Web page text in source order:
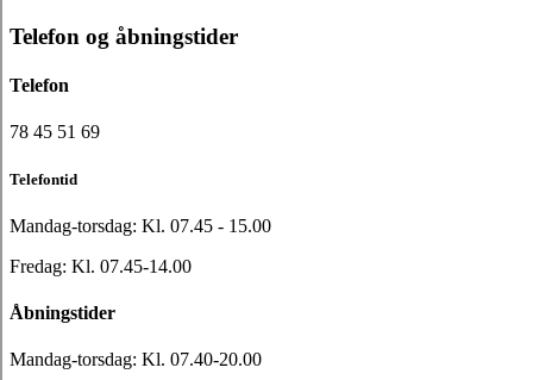
Telefon og åbningstider
Telefon
78 45 51 69
Telefontid
Mandag-torsdag: Kl. 07.45 - 15.00
Fredag: Kl. 07.45-14.00
Åbningstider
Mandag-torsdag: Kl. 07.40-20.00